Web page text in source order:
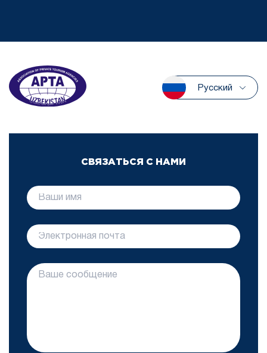
Русский
СВЯЗАТЬСЯ С НАМИ